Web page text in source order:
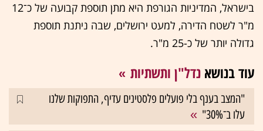
בישראל, המדיניות הגורפת היא מתן תוספת קבועה של כ־12
מ"ר לשטח הדירה, למעט ירושלים, שבה ניתנת תוספת
גדולה יותר של כ-25 מ"ר.
עוד בנושא נדל"ן ותשתיות
"המצב בענף בלי פועלים פלסטינים עדיף, התפוקות שלנו
עלו ב־30%"